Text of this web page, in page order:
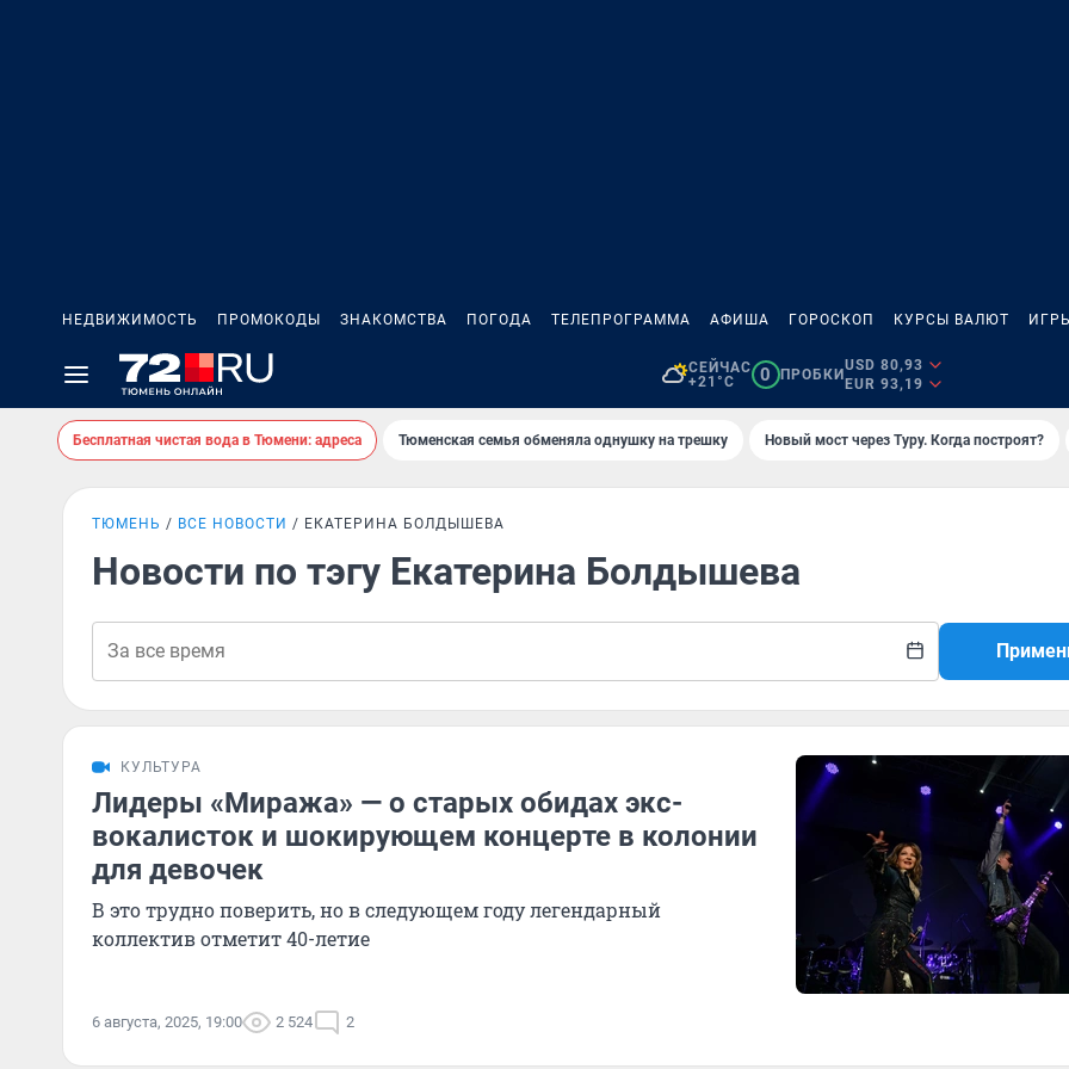
НЕДВИЖИМОСТЬ ПРОМОКОДЫ ЗНАКОМСТВА ПОГОДА ТЕЛЕПРОГРАММА АФИША ГОРОСКОП КУРСЫ ВАЛЮТ
СЕЙЧАС
+21°C
0 ПРОБКИ
USD 80,93
EUR 93,19
Бесплатная чистая вода в Тюмени: адреса Тюменская семья обменяла однушку на трешку Новый мост через Туру. Когда построят?
ТЮМЕНЬ ВСЕ НОВОСТИ ЕКАТЕРИНА БОЛДЫШЕВА
Новости по тэгу Екатерина Болдышева
КУЛЬТУРА
Лидеры «Миража» — о старых обидах экс-
вокалисток и шокирующем концерте в колонии
для девочек
В это трудно поверить, но в следующем году легендарный
коллектив отметит 40-летие
6 августа, 2025, 19:00 2 524 2